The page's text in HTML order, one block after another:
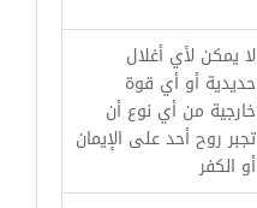
لا يمكن لأي أغلال
حديدية أو أي قوة
خارجية من أي نوع أن
تجبر روح أحد على الإيمان
أو الكفر